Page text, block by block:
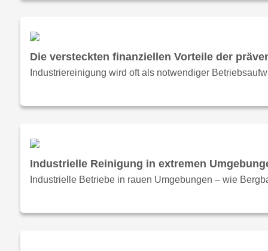
Die versteckten finanziellen Vorteile der
Industriereinigung wird oft als notwendiger
Industrielle Reinigung in extremen
Industrielle Betriebe in rauen Umgebungen – wie